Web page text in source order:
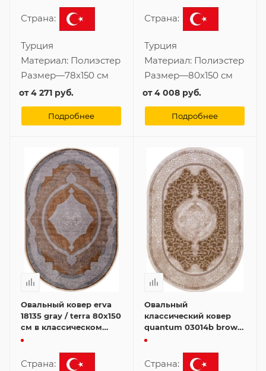
Страна:
Турция
Материал: Полиэстер
Размер—78x150 см
от4 271 руб.
Подробнее
Страна:
Турция
Материал: Полиэстер
Размер—80x150 см
от4 008 руб.
Подробнее
Овальный ковер erva
18135 gray / terra 80x150
см в классическом
стиле
Страна:
Овальный
классический ковер
quantum 03014b brown
/ brown 78x150 см
Страна: